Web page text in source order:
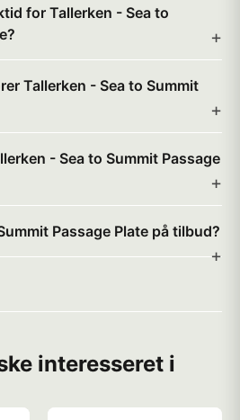
for Tallerken - Sea to
Tallerken - Sea to Summit
- Sea to Summit Passage
Passage Plate på tilbud?
interesseret i